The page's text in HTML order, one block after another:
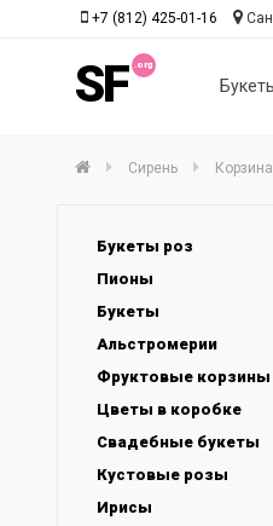
SF
+7 (812) 425-01-16
Сирень
Букеты роз
Пионы
Букеты
Альстромерии
Фруктовые корзины
Цветы в коробке
Свадебные букеты
Кустовые розы
Ирисы